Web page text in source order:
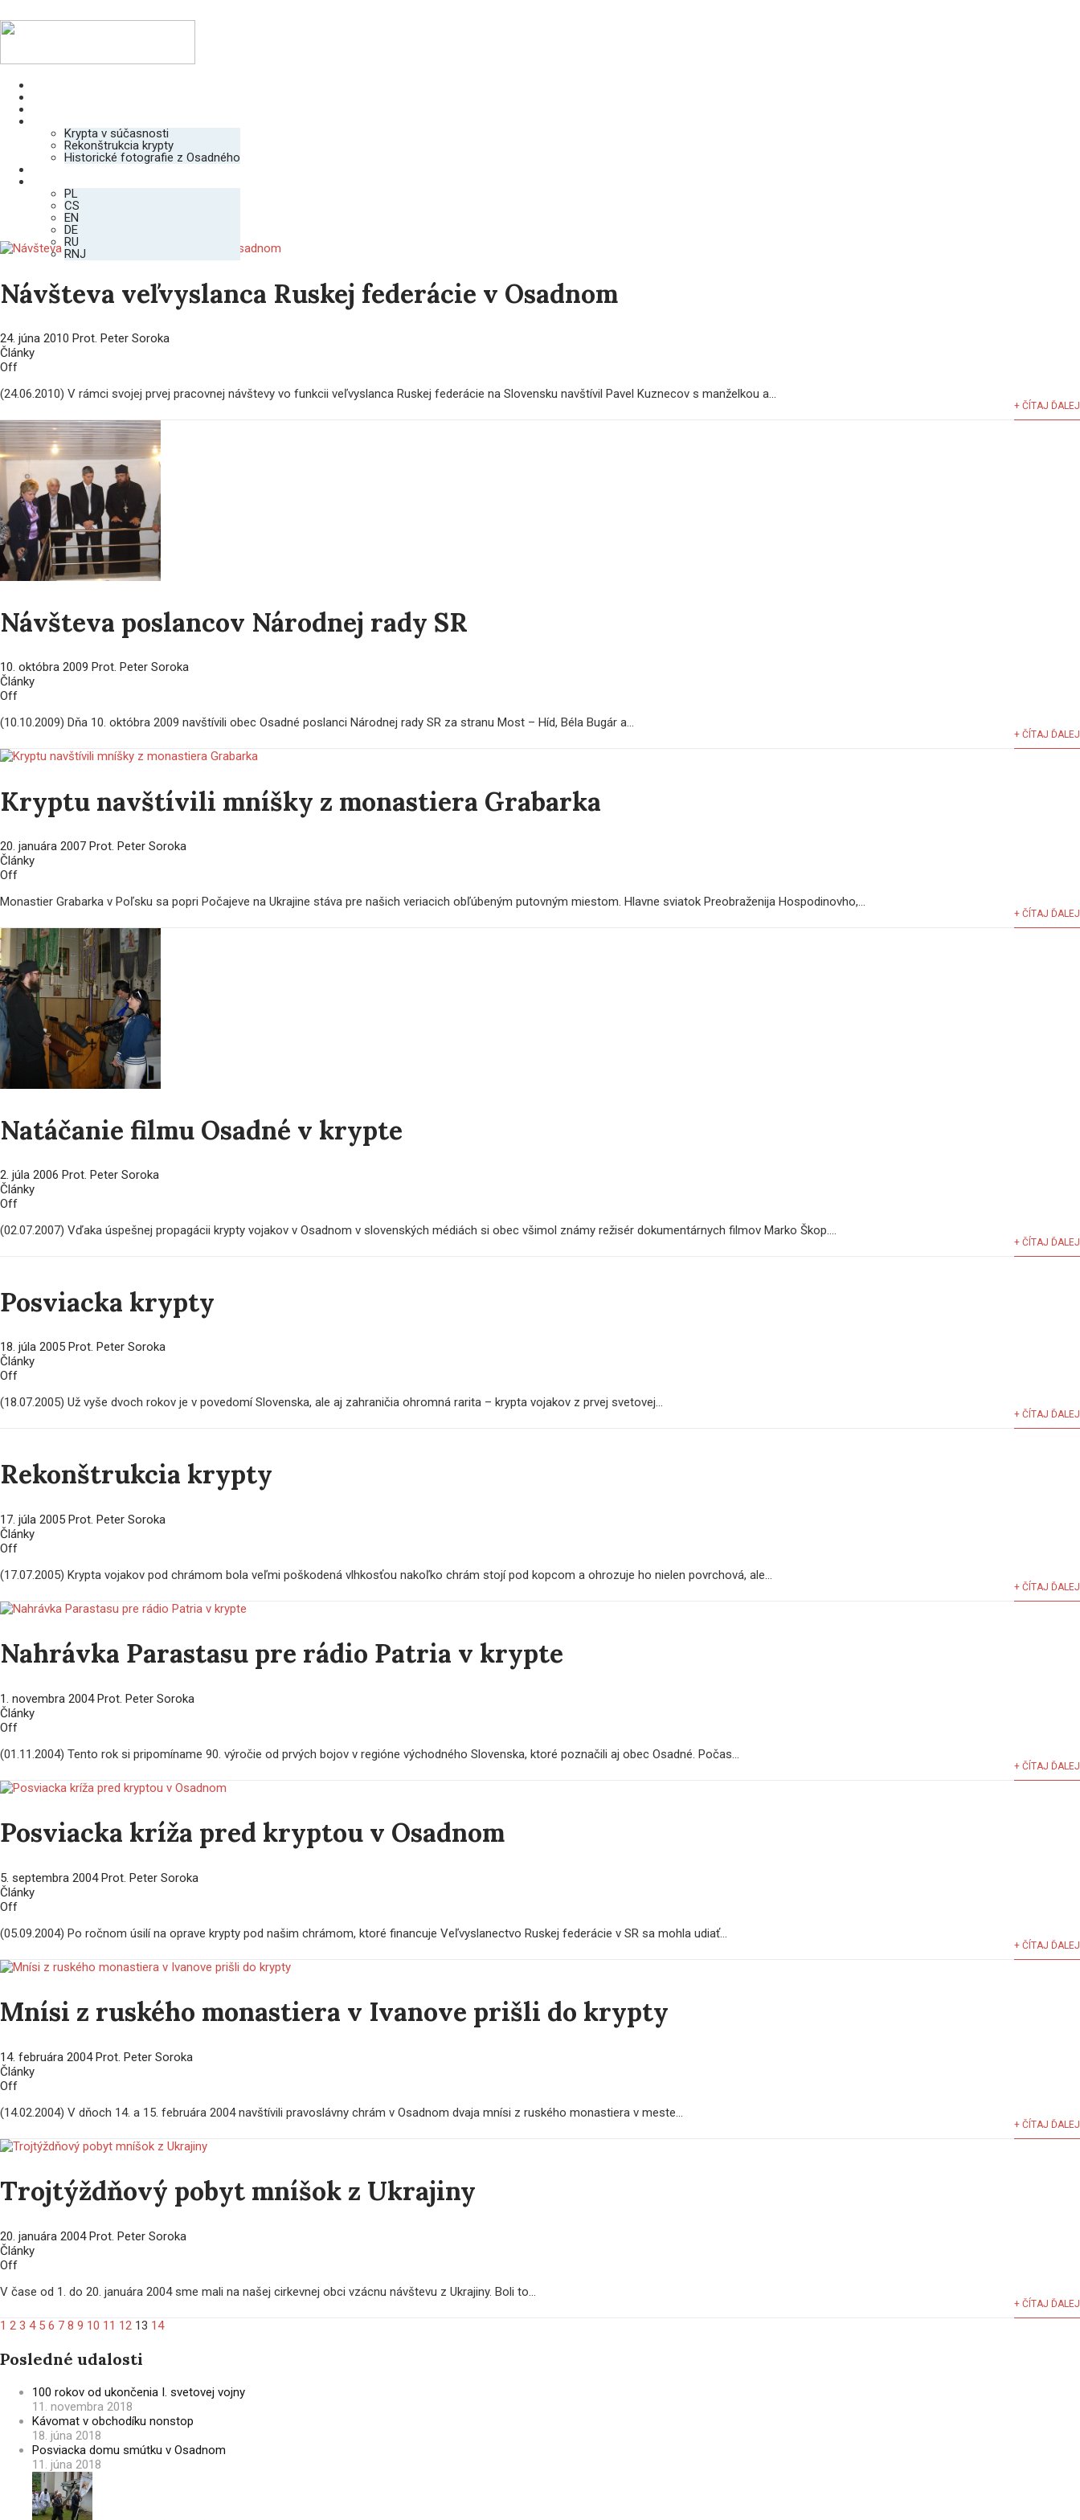
Krypta v súčasnosti
Rekonštrukcia krypty
Historické fotografie z Osadného
PL
CS
EN
DE
RU
RNJ
Návšteva veľvyslanca Ruskej federácie v Osadnom
24. júna 2010 Prot. Peter Soroka
Články
Off
(24.06.2010) V rámci svojej prvej pracovnej návštevy vo funkcii veľvyslanca Ruskej federácie na Slovensku navštívil Pavel Kuznecov s manželkou a...
+ ČÍTAJ ĎALEJ
Návšteva poslancov Národnej rady SR
10. októbra 2009 Prot. Peter Soroka
Články
Off
(10.10.2009) Dňa 10. októbra 2009 navštívili obec Osadné poslanci Národnej rady SR za stranu Most – Híd, Béla Bugár a...
+ ČÍTAJ ĎALEJ
Kryptu navštívili mníšky z monastiera Grabarka
20. januára 2007 Prot. Peter Soroka
Články
Off
Monastier Grabarka v Poľsku sa popri Počajeve na Ukrajine stáva pre našich veriacich obľúbeným putovným miestom. Hlavne sviatok Preobraženija Hospodinovho,...
+ ČÍTAJ ĎALEJ
Natáčanie filmu Osadné v krypte
2. júla 2006 Prot. Peter Soroka
Články
Off
(02.07.2007) Vďaka úspešnej propagácii krypty vojakov v Osadnom v slovenských médiách si obec všimol známy režisér dokumentárnych filmov Marko Škop....
+ ČÍTAJ ĎALEJ
Posviacka krypty
18. júla 2005 Prot. Peter Soroka
Články
Off
(18.07.2005) Už vyše dvoch rokov je v povedomí Slovenska, ale aj zahraničia ohromná rarita – krypta vojakov z prvej svetovej...
+ ČÍTAJ ĎALEJ
Rekonštrukcia krypty
17. júla 2005 Prot. Peter Soroka
Články
Off
(17.07.2005) Krypta vojakov pod chrámom bola veľmi poškodená vlhkosťou nakoľko chrám stojí pod kopcom a ohrozuje ho nielen povrchová, ale...
+ ČÍTAJ ĎALEJ
Nahrávka Parastasu pre rádio Patria v krypte
1. novembra 2004 Prot. Peter Soroka
Články
Off
(01.11.2004) Tento rok si pripomíname 90. výročie od prvých bojov v regióne východného Slovenska, ktoré poznačili aj obec Osadné. Počas...
+ ČÍTAJ ĎALEJ
Posviacka kríža pred kryptou v Osadnom
5. septembra 2004 Prot. Peter Soroka
Články
Off
(05.09.2004) Po ročnom úsilí na oprave krypty pod našim chrámom, ktoré financuje Veľvyslanectvo Ruskej federácie v SR sa mohla udiať...
+ ČÍTAJ ĎALEJ
Mnísi z ruského monastiera v Ivanove prišli do krypty
14. februára 2004 Prot. Peter Soroka
Články
Off
(14.02.2004) V dňoch 14. a 15. februára 2004 navštívili pravoslávny chrám v Osadnom dvaja mnísi z ruského monastiera v meste...
+ ČÍTAJ ĎALEJ
Trojtýždňový pobyt mníšok z Ukrajiny
20. januára 2004 Prot. Peter Soroka
Články
Off
V čase od 1. do 20. januára 2004 sme mali na našej cirkevnej obci vzácnu návštevu z Ukrajiny. Boli to...
+ ČÍTAJ ĎALEJ
1 2 3 4 5 6 7 8 9 10 11 12 13 14
Posledné udalosti
100 rokov od ukončenia I. svetovej vojny
11. novembra 2018
Kávomat v obchodíku nonstop
18. júna 2018
Posviacka domu smútku v Osadnom
11. júna 2018